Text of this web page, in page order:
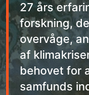
27 års
forskning,
overvåge,
af
behovet for
samfunds